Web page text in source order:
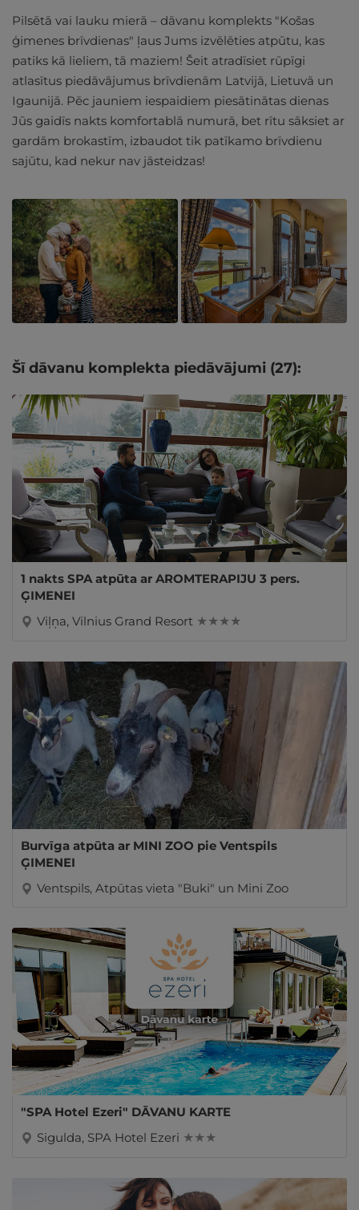
Pilsētā vai lauku mierā – dāvanu komplekts "Košas
ģimenes brīvdienas" ļaus Jums izvēlēties atpūtu, kas
patiks kā lieliem, tā maziem! Šeit atradīsiet rūpīgi
atlasītus piedāvājumus brīvdienām Latvijā, Lietuvā un
Igaunijā. Pēc jauniem iespaidiem piesātinātas dienas
Jūs gaidīs nakts komfortablā numurā, bet rītu sāksiet ar
gardām brokastīm, izbaudot tik patīkamo brīvdienu
sajūtu, kad nekur nav jāsteidzas!
Šī dāvanu komplekta piedāvājumi (27):
1 nakts SPA atpūta ar AROMTERAPIJU 3 pers.
ĢIMENEI
Viļņa, Vilnius Grand Resort ★ ★ ★ ★
Burvīga atpūta ar MINI ZOO pie Ventspils
ĢIMENEI
Ventspils, Atpūtas vieta "Buki" un Mini Zoo
"SPA Hotel Ezeri" DĀVANU KARTE
Sigulda, SPA Hotel Ezeri ★ ★ ★